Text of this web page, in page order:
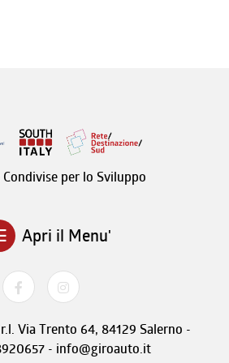
per lo Sviluppo
Apri il Menu'
Via Trento 64, 84129 Salerno -
- info@giroauto.it